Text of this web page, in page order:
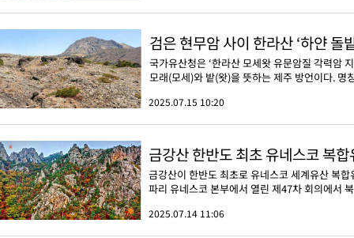
검은 현무암 사이 한라산 ‘하얀 돌
국가유산청은 ‘한라산 모세왓 유문암질 각력암
모래(모세)와 밭(왓)을 뜻하는 제주 방언이다. 명
2025.07.15 10:20
금강산 한반도 최초 유네스코 복
금강산이 한반도 최초로 유네스코 세계유산 복
파리 유네스코 본부에서 열린 제47차 회의에서
2025.07.14 11:06